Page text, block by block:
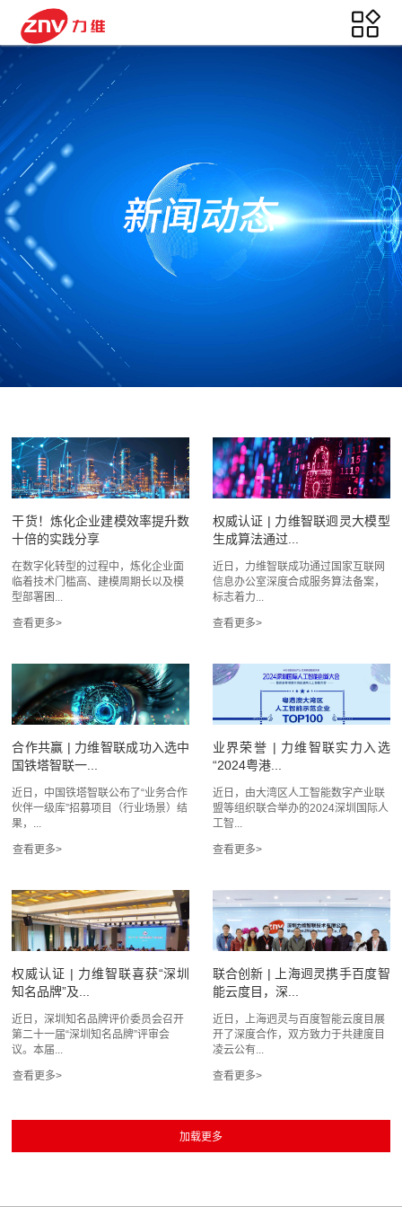
干货！炼化企业建模效率提升数
十倍的实践分享
在数字化转型的过程中，炼化企业面
临着技术门槛高、建模周期长以及模
型部署困...
权威认证 | 力维智联迥灵大模型
生成算法通过...
近日，力维智联成功通过国家互联网
信息办公室深度合成服务算法备案，
标志着力...
合作共赢 | 力维智联成功入选中
国铁塔智联一...
近日，中国铁塔智联公布了“业务合作
伙伴一级库”招募项目（行业场景）结
果，...
业界荣誉 | 力维智联实力入选
“2024粤港...
近日，由大湾区人工智能数字产业联
盟等组织联合举办的2024深圳国际人
工智...
权威认证 | 力维智联喜获“深圳
知名品牌”及...
近日，深圳知名品牌评价委员会召开
第二十一届“深圳知名品牌”评审会
议。本届...
联合创新 | 上海迥灵携手百度智
能云度目，深...
近日，上海迥灵与百度智能云度目展
开了深度合作，双方致力于共建度目
凌云公有...